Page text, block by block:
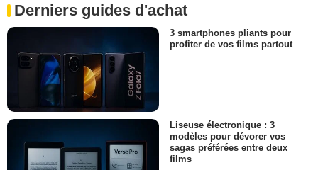
Derniers guides d'achat
3 smartphones pliants pour
profiter de vos films partout
Liseuse électronique : 3
modèles pour dévorer vos
sagas préférées entre deux
films